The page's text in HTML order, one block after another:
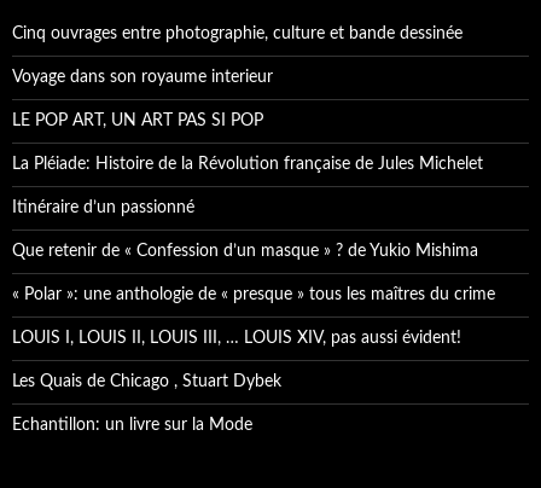
h
e
r
Cinq ouvrages entre photographie, culture et bande dessinée
Voyage dans son royaume interieur
LE POP ART, UN ART PAS SI POP
La Pléiade: Histoire de la Révolution française de Jules Michelet
Itinéraire d’un passionné
Que retenir de « Confession d’un masque » ? de Yukio Mishima
« Polar »: une anthologie de « presque » tous les maîtres du crime
LOUIS I, LOUIS II, LOUIS III, … LOUIS XIV, pas aussi évident!
Les Quais de Chicago , Stuart Dybek
Echantillon: un livre sur la Mode